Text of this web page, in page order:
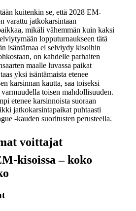
kuitenkin se, että 2028 EM-
varattu jatkokarsintaan
mikäli vähemmän kuin kaksi
lopputurnaukseen tätä
isäntämaa ei selviydy kisoihin
on kahdelle parhaiten
maalle luvassa paikat
yksi isäntämaista etenee
karsinnan kautta, saa toiseksi
toisen mahdollisuuden.
etenee karsinnoista suoraan
jatkokarsintapaikat puhtaasti
-kauden suoritusten perusteella.
voittajat
kisoissa – koko